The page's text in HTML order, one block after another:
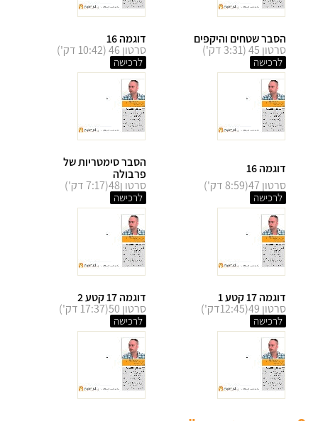
הסבר שטחים והיקפים
סרטון 45 (3:31 דק')
לרכישה
דוגמה 16
סרטון 46 (10:42 דק')
לרכישה
דוגמה 16
סרטון 47(8:59 דק')
לרכישה
הסבר סימטריות של
פרבולה
סרטו ן48(7:17 דק')
לרכישה
דוגמה 17 קטע 1
סרטון 49(12:45דק')
לרכישה
דוגמה 17 קטע 2
סרטון 50(17:37 דק')
לרכישה